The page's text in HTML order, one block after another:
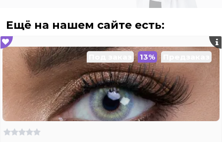
Ещё на нашем сайте есть:
13%